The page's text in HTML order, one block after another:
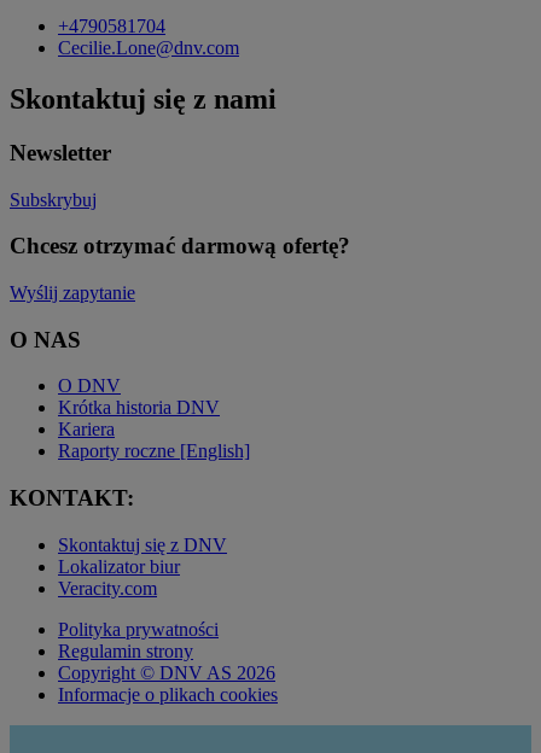
+4790581704
Cecilie.Lone@dnv.com
Skontaktuj się z nami
Newsletter
Subskrybuj
Chcesz otrzymać darmową ofertę?
Wyślij zapytanie
O NAS
O DNV
Krótka historia DNV
Kariera
Raporty roczne [English]
KONTAKT:
Skontaktuj się z DNV
Lokalizator biur
Veracity.com
Polityka prywatności
Regulamin strony
Copyright © DNV AS 2026
Informacje o plikach cookies